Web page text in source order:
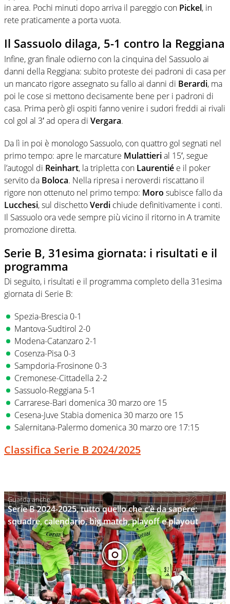
in area. Pochi minuti dopo arriva il pareggio con Pickel, in
rete praticamente a porta vuota.
Il Sassuolo dilaga, 5-1 contro la Reggiana
Infine, gran finale odierno con la cinquina del Sassuolo ai
danni della Reggiana: subito proteste dei padroni di casa per
un mancato rigore assegnato su fallo ai danni di Berardi, ma
poi le cose si mettono decisamente bene per i padroni di
casa. Prima però gli ospiti fanno venire i sudori freddi ai rivali
col gol al 3′ ad opera di Vergara.
Da lì in poi è monologo Sassuolo, con quattro gol segnati nel
primo tempo: apre le marcature Mulattierial 15′, segue
l’autogol di Reinhart, la tripletta con Laurentié e il poker
servito da Boloca. Nella ripresa i neroverdi riscattano il
rigore non ottenuto nel primo tempo: Moro subisce fallo da
Lucchesi, sul dischettoVerdi chiude definitivamente i conti.
Il Sassuolo ora vede sempre più vicino il ritorno in A tramite
promozione diretta.
Serie B, 31esima giornata: i risultati e il
programma
Di seguito, i risultati e il programma completo della 31esima
giornata di Serie B:
Spezia-Brescia 0-1
Mantova-Sudtirol 2-0
Modena-Catanzaro 2-1
Cosenza-Pisa 0-3
Sampdoria-Frosinone 0-3
Cremonese-Cittadella 2-2
Sassuolo-Reggiana 5-1
Carrarese-Bari domenica 30 marzo ore 15
Cesena-Juve Stabia domenica 30 marzo ore 15
Salernitana-Palermo domenica 30 marzo ore 17:15
Classifica Serie B 2024/2025
Serie B 2024-2025, tutto quello che c’è da sapere:
squadre, calendario, big match, playoff e playout